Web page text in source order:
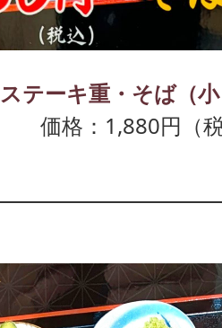
ステーキ重・そば（
価格：1,880円（税